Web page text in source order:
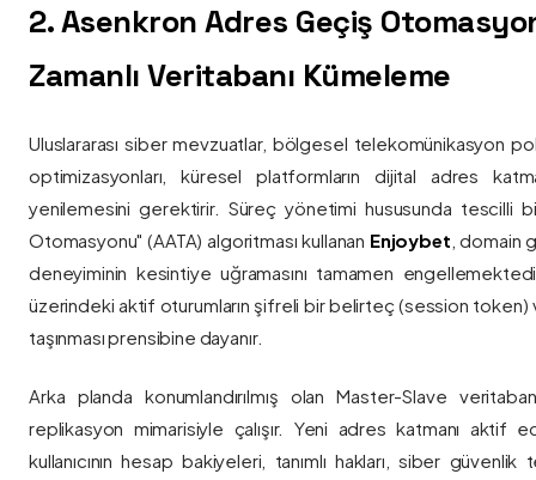
2. Asenkron Adres Geçiş
Zamanlı Veritabanı Kümeleme
Uluslararası siber mevzuatlar, bölgesel telekomünikasyon
optimizasyonları, küresel platformların dijital adres
yenilemesini gerektirir. Süreç yönetimi hususunda tescilli
Otomasyonu" (AATA) algoritması kullanan Enjoybet , domain
deneyiminin kesintiye uğramasını tamamen
üzerindeki aktif oturumların şifreli bir belirteç (session token)
taşınması prensibine dayanır.
Arka planda konumlandırılmış olan Master-Slave
replikasyon mimarisiyle çalışır. Yeni adres katmanı aktif
kullanıcının hesap bakiyeleri, tanımlı hakları, siber